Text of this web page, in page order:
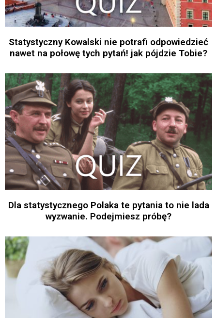
Statystyczny Kowalski nie potrafi odpowiedzieć
nawet na połowę tych pytań! jak pójdzie Tobie?
Dla statystycznego Polaka te pytania to nie lada
wyzwanie. Podejmiesz próbę?